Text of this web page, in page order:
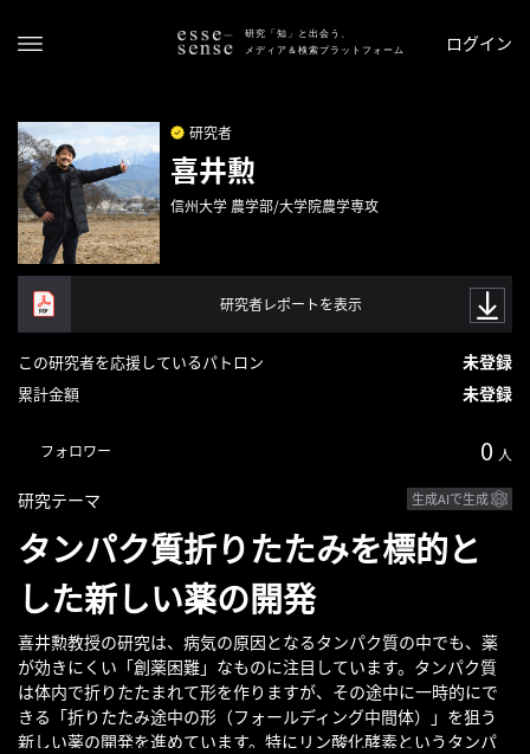
研究「知」と出会う、
メディア＆検索プラットフォーム
ログイン
プ
ス
へ
記
事
一
覧
へ
研究者
喜井勲
信州大学 農学部/大学院農学専攻
研究者レポートを表示
この研究者を応援しているパトロン 未登録
累計金額 未登録
フォロワー 0 人
研究テーマ 生成AIで生成
タンパク質折りたたみを標的と
した新しい薬の開発
喜井勲教授の研究は、病気の原因となるタンパク質の中でも、薬
が効きにくい「創薬困難」なものに注目しています。タンパク質
は体内で折りたたまれて形を作りますが、その途中に一時的にで
きる「折りたたみ途中の形（フォールディング中間体）」を狙う
新しい薬の開発を進めています。特にリン酸化酵素というタンパ